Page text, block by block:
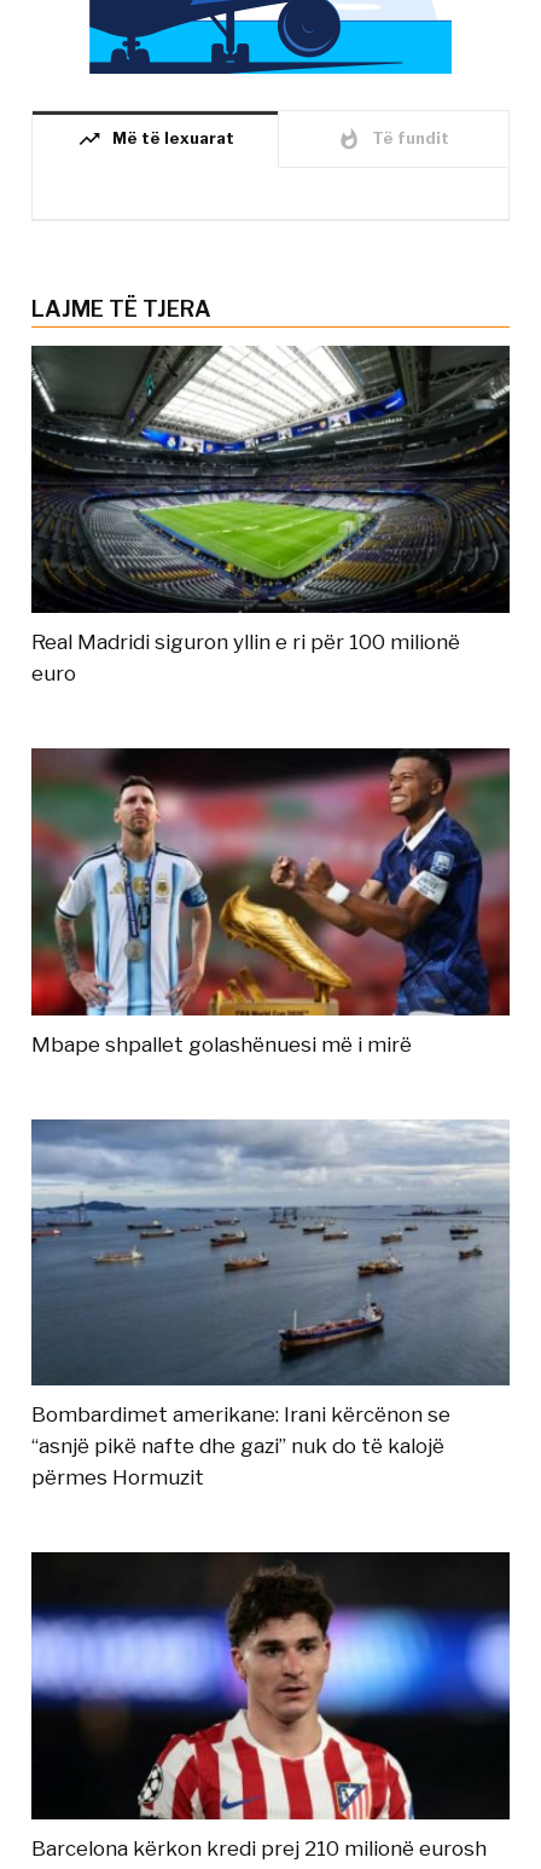
trending_up Më të lexuarat whatshot Të fundit
LAJME TË TJERA
Real Madridi siguron yllin e ri për 100 milionë
euro
Mbape shpallet golashënuesi më i mirë
Bombardimet amerikane: Irani kërcënon se
“asnjë pikë nafte dhe gazi” nuk do të kalojë
përmes Hormuzit
Barcelona kërkon kredi prej 210 milionë eurosh